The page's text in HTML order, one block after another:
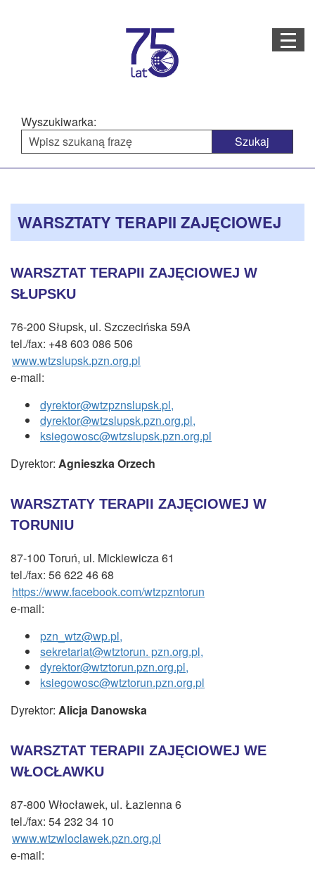
Wyszukiwarka:
główne
Menu
STRONA GŁÓWNA
AKTUALNOŚCI
PROJEKTY REALIZOWANE
CZASOPISMA
INSTYTUT TYFLOLOGICZNY
1,5%
WARSZTATY TERAPII ZAJĘCIOWEJ
WARSZTAT TERAPII ZAJĘCIOWEJ W
SŁUPSKU
76-200 Słupsk, ul. Szczecińska 59A
tel./fax: +48 603 086 506
www.wtzslupsk.pzn.org.pl
e-mail:
dyrektor@wtzpznslupsk.pl,
dyrektor@wtzslupsk.pzn.org.pl,
ksiegowosc@wtzslupsk.pzn.org.pl
Dyrektor: Agnieszka Orzech
WARSZTATY TERAPII ZAJĘCIOWEJ W
TORUNIU
87-100 Toruń, ul. Mickiewicza 61
tel./fax: 56 622 46 68
https://www.facebook.com/wtzpzntorun
e-mail:
pzn_wtz@wp.pl,
sekretariat@wtztorun. pzn.org.pl,
dyrektor@wtztorun.pzn.org.pl,
ksiegowosc@wtztorun.pzn.org.pl
Dyrektor: Alicja Danowska
WARSZTAT TERAPII ZAJĘCIOWEJ WE
WŁOCŁAWKU
87-800 Włocławek, ul. Łazienna 6
tel./fax: 54 232 34 10
www.wtzwloclawek.pzn.org.pl
e-mail: